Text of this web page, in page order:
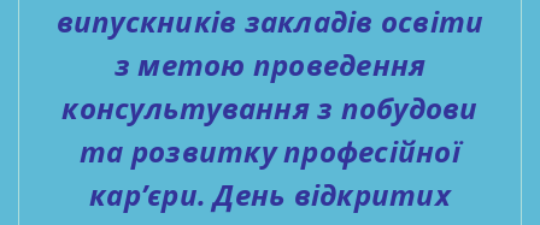
випускників закладів освіти
з метою проведення
консультування з побудови
та розвитку професійної
кар’єри. День відкритих